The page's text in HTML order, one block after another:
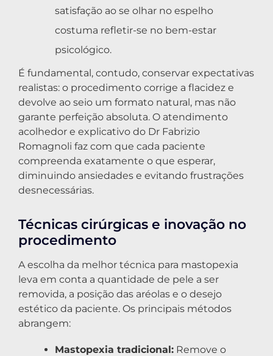
satisfação ao se olhar no espelho
costuma refletir-se no bem-estar
psicológico.
É fundamental, contudo, conservar expectativas
realistas: o procedimento corrige a flacidez e
devolve ao seio um formato natural, mas não
garante perfeição absoluta. O atendimento
acolhedor e explicativo do Dr Fabrizio
Romagnoli faz com que cada paciente
compreenda exatamente o que esperar,
diminuindo ansiedades e evitando frustrações
desnecessárias.
Técnicas cirúrgicas e inovação no
procedimento
A escolha da melhor técnica para mastopexia
leva em conta a quantidade de pele a ser
removida, a posição das aréolas e o desejo
estético da paciente. Os principais métodos
abrangem:
Mastopexia tradicional: Remove o